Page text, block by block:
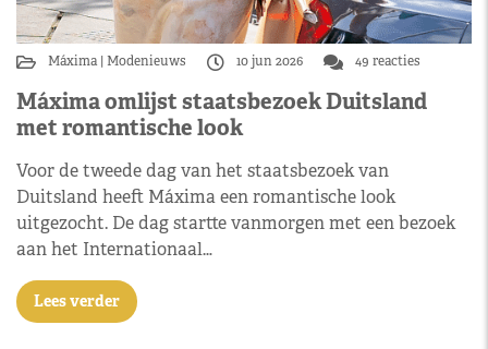
Máxima Modenieuws 10 jun 2026 49 reacties
Máxima omlijst staatsbezoek Duitsland
met romantische look
Voor de tweede dag van het staatsbezoek van
Duitsland heeft Máxima een romantische look
uitgezocht. De dag startte vanmorgen met een bezoek
aan het Internationaal…
Lees verder